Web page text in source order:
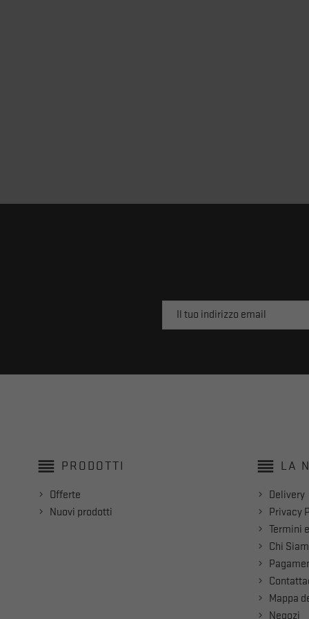
reorder PRODOTTI
Offerte
Nuovi prodotti
reorder LA
Delivery
Privacy
Termini
Chi
Mappa
Negozi